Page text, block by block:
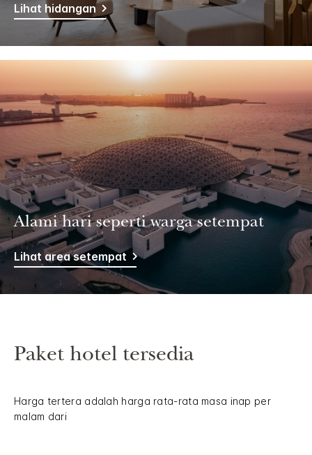
Lihat hidangan
Alami hari seperti warga setempat
Lihat area setempat
Paket hotel tersedia
Harga tertera adalah harga rata-rata masa inap per
malam dari